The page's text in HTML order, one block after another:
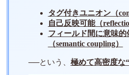
タグ付きユニオン（
自己反映可能（
フィールド間に意味
（semantic coupling）
──という、 極めて高密度な